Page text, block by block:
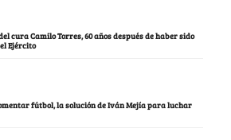
cura Camilo Torres, 60 años después de haber sido
Ejército
fútbol, la solución de Iván Mejía para luchar